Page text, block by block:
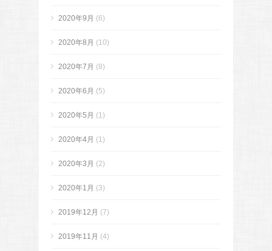
2020年9月 (6)
2020年8月 (10)
2020年7月 (8)
2020年6月 (5)
2020年5月 (1)
2020年4月 (1)
2020年3月 (2)
2020年1月 (3)
2019年12月 (7)
2019年11月 (4)